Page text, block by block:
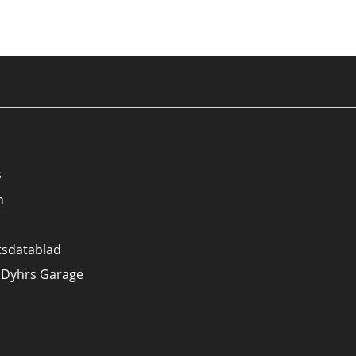
Garage